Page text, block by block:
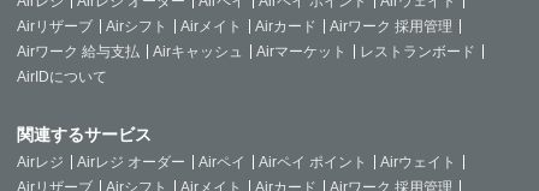
Airリザーブ
Airシフト Airメイト Airカード
Airワーク 採用管理
Airワーク 給与支払
Airキャッシュ Airマーケット
レストランボード
AirIDについて
関連するサービス
Airレジ Airレジ オーダー Airペイ Airペイ ポイント
Airウェイト
Airリザーブ
Airシフト Airメイト Airカード Airワーク 採用管理